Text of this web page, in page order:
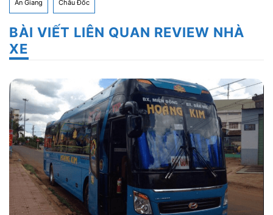
An Giang Châu Đốc
BÀI VIẾT LIÊN QUAN REVIEW NHÀ
XE